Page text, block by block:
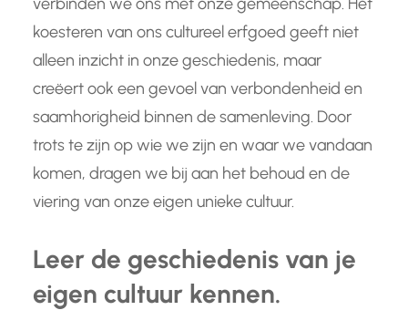
koesteren van ons cultureel erfgoed geeft niet
alleen inzicht in onze geschiedenis, maar
creëert ook een gevoel van verbondenheid en
saamhorigheid binnen de samenleving. Door
trots te zijn op wie we zijn en waar we vandaan
komen, dragen we bij aan het behoud en de
viering van onze eigen unieke cultuur.
Leer de geschiedenis van je
eigen cultuur kennen.